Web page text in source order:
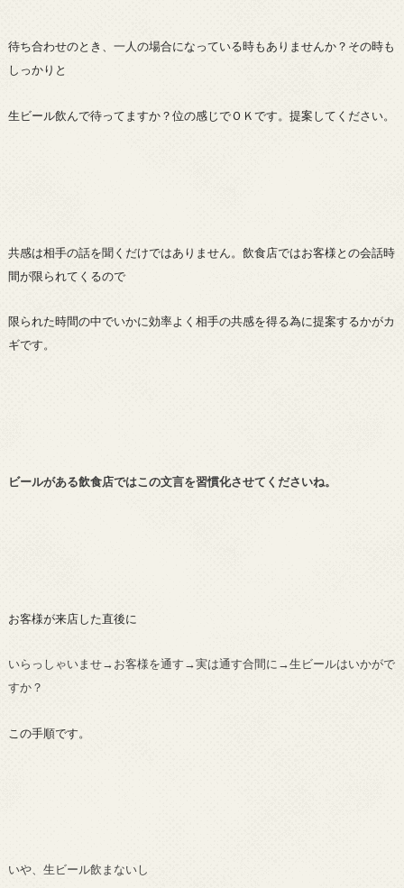
待ち合わせのとき、一人の場合になっている時もありませんか？その時も
しっかりと
生ビール飲んで待ってますか？位の感じでＯＫです。提案してください。
共感は相手の話を聞くだけではありません。飲食店ではお客様との会話時
間が限られてくるので
限られた時間の中でいかに効率よく相手の共感を得る為に提案するかがカ
ギです。
ビールがある飲食店ではこの文言を習慣化させてくださいね。
お客様が来店した直後に
いらっしゃいませ→お客様を通す→実は通す合間に→生ビールはいかがで
すか？
この手順です。
いや、生ビール飲まないし